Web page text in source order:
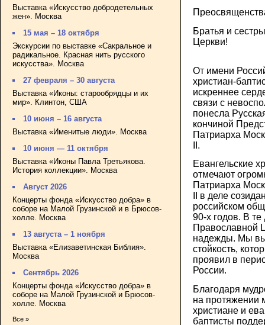
Выставка «Искусство добродетельных
жен». Москва
15 мая – 18 октября
Экскурсии по выставке «Сакральное и
радикальное. Красная нить русского
искусства». Москва
27 февраля – 30 августа
Выставка «Иконы: старообрядцы и их
мир». Клинтон, США
10 июня – 16 августа
Выставка «Именитые люди». Москва
10 июня — 11 октября
Выставка «Иконы Павла Третьякова.
История коллекции». Москва
Август 2026
Концерты фонда «Искусство добра» в
соборе на Малой Грузинской и в Брюсов-
холле. Москва
13 августа – 1 ноября
Выставка «Елизаветинская Библия».
Москва
Сентябрь 2026
Концерты фонда «Искусство добра» в
соборе на Малой Грузинской и Брюсов-
холле. Москва
Все »
Братья и
Церкви!
От имени
христиан-
искреннее
связи с
понесла
кончиной
Патриарха
II.
Евангельские
отмечают
Патриарха
II в деле
российском
90-х годов. В те
Православной
надежды. Мы
стойкость,
проявил в
России.
Благодаря
на протяжении
христиане и
баптисты